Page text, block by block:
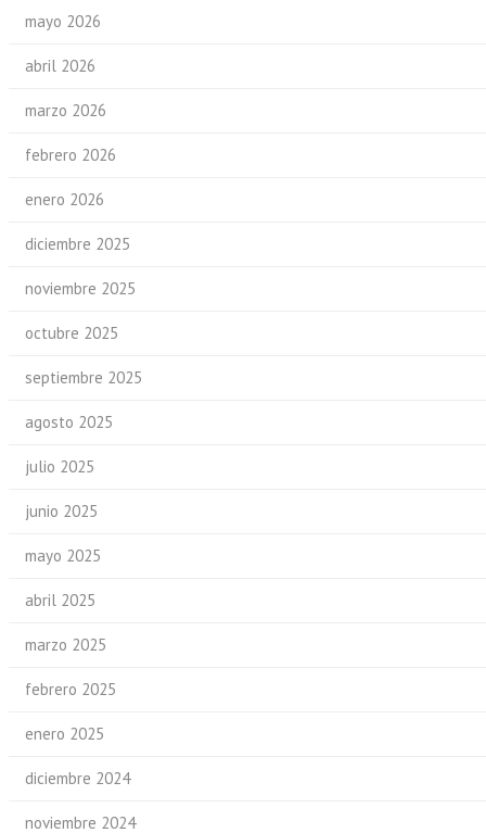
mayo 2026
abril 2026
marzo 2026
febrero 2026
enero 2026
diciembre 2025
noviembre 2025
octubre 2025
septiembre 2025
agosto 2025
julio 2025
junio 2025
mayo 2025
abril 2025
marzo 2025
febrero 2025
enero 2025
diciembre 2024
noviembre 2024